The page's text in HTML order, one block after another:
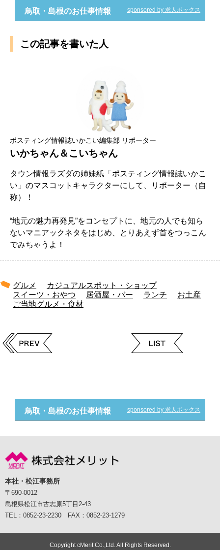
鳥取・島根のお仕事情報 sponsored by 求人ボックス
この記事を書いた人
ポスティング情報誌いかこい編集部 リポーター
いかちゃん＆こいちゃん
タウン情報ラズダの姉妹紙「ポスティング情報誌いかこ
い」のマスコットキャラクターにして、リポーター（自
称）！
“地元の魅力再発見”をコンセプトに、地元の人でも知ら
ないマニアックネタをはじめ、とりあえず首をつっこん
でみちゃうよ！
グルメ
カジュアルスポット・ショップ
スイーツ・おやつ
居酒屋・バー ランチ
お土産
ご当地グルメ・食材
鳥取・島根のお仕事情報 sponsored by 求人ボックス
本社・松江事務所
〒690-0012
島根県松江市古志原5丁目2-43
TEL：0852-23-2230 FAX：0852-23-1279
Copyright cMerit Co.,Ltd. All Rights Reserved.